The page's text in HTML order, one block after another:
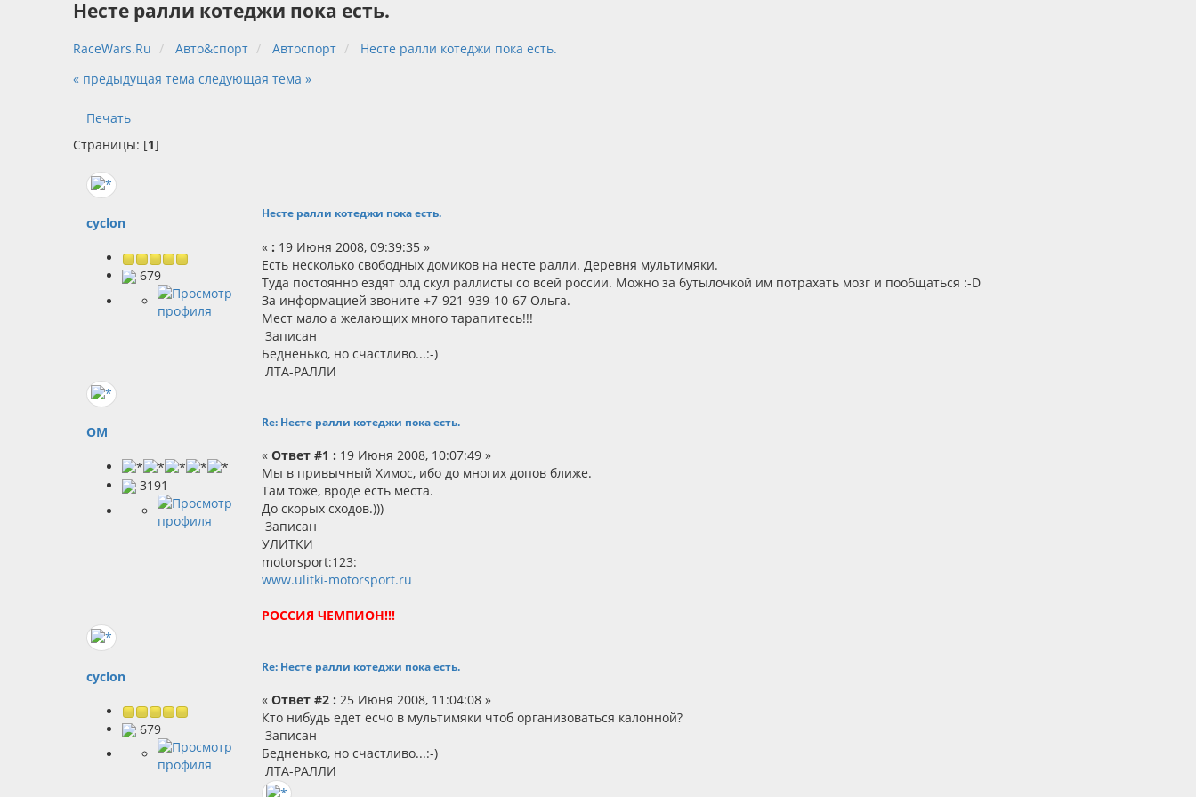
Несте ралли котеджи пока есть.
RaceWars.Ru Авто&спорт Автоспорт
Несте ралли котеджи пока есть.
« предыдущая тема следующая тема »
Печать
Страницы: [1]
cyclon
679
Несте ралли котеджи пока есть.
« : 19 Июня 2008, 09:39:35 »
Есть несколько свободных домиков на несте ралли. Деревня мультимяки.
Туда постоянно ездят олд скул раллисты со всей россии. Можно за бутылочкой им потрахать мозг и пообщаться :-D
За информацией звоните +7-921-939-10-67 Ольга.
Мест мало а желающих много тарапитесь!!!
Записан
Бедненько, но счастливо...:-)
ЛТА-РАЛЛИ
OM
3191
Re: Несте ралли котеджи пока есть.
« Ответ #1 : 19 Июня 2008, 10:07:49 »
Мы в привычный Химос, ибо до многих допов ближе.
Там тоже, вроде есть места.
До скорых сходов.)))
Записан
УЛИТКИ
motorsport:123:
www.ulitki-motorsport.ru
РОССИЯ ЧЕМПИОН!!!
cyclon
679
Re: Несте ралли котеджи пока есть.
« Ответ #2 : 25 Июня 2008, 11:04:08 »
Кто нибудь едет есчо в мультимяки чтоб организоваться калонной?
Записан
Бедненько, но счастливо...:-)
ЛТА-РАЛЛИ